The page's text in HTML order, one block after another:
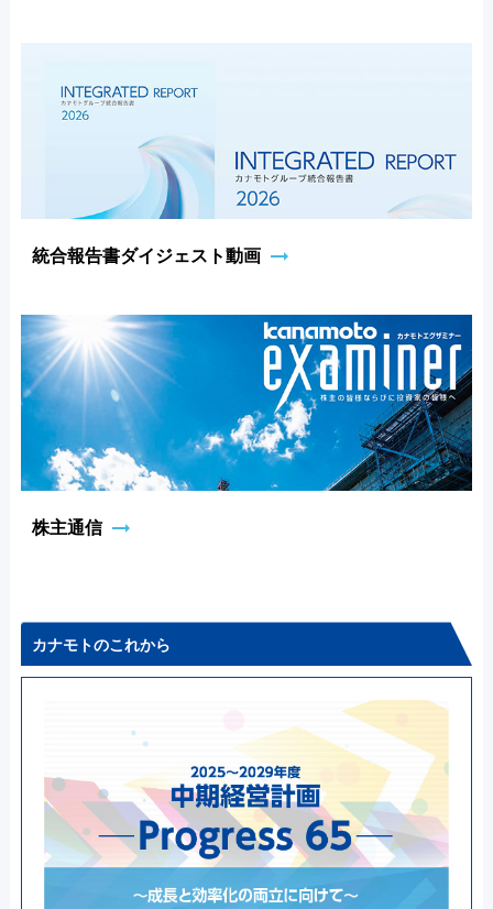
統合報告書ダイジェスト動画 arrow_right_alt
株主通信 arrow_right_alt
カナモトのこれから